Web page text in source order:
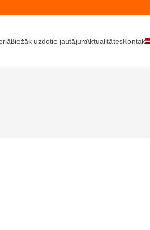
Biežāk uzdotie jautājumiAktualitātesKontakti